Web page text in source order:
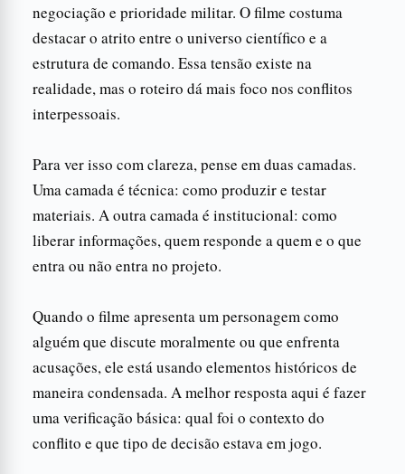
negociação e prioridade militar. O filme costuma
destacar o atrito entre o universo científico e a
estrutura de comando. Essa tensão existe na
realidade, mas o roteiro dá mais foco nos conflitos
interpessoais.
Para ver isso com clareza, pense em duas camadas.
Uma camada é técnica: como produzir e testar
materiais. A outra camada é institucional: como
liberar informações, quem responde a quem e o que
entra ou não entra no projeto.
Quando o filme apresenta um personagem como
alguém que discute moralmente ou que enfrenta
acusações, ele está usando elementos históricos de
maneira condensada. A melhor resposta aqui é fazer
uma verificação básica: qual foi o contexto do
conflito e que tipo de decisão estava em jogo.